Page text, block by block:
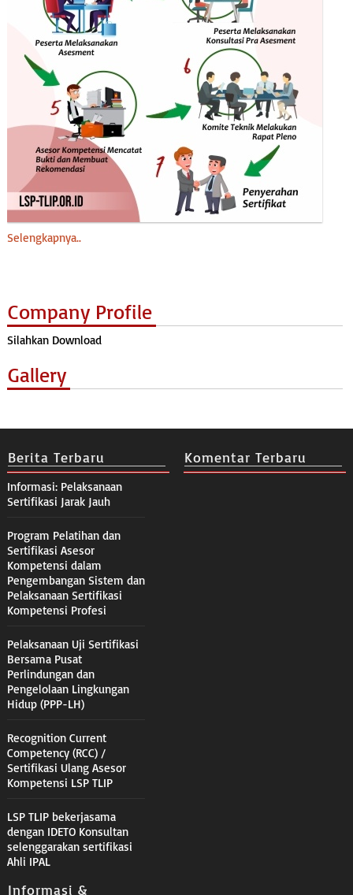
Selengkapnya..
Company Profile
Silahkan Download
Gallery
Berita Terbaru
Informasi: Pelaksanaan
Sertifikasi Jarak Jauh
Program Pelatihan dan
Sertifikasi Asesor
Kompetensi dalam
Pengembangan Sistem dan
Pelaksanaan Sertifikasi
Kompetensi Profesi
Pelaksanaan Uji Sertifikasi
Bersama Pusat
Perlindungan dan
Pengelolaan Lingkungan
Hidup (PPP-LH)
Recognition Current
Competency (RCC) /
Sertifikasi Ulang Asesor
Kompetensi LSP TLIP
LSP TLIP bekerjasama
dengan IDETO Konsultan
selenggarakan sertifikasi
Ahli IPAL
Komentar Terbaru
Informasi &